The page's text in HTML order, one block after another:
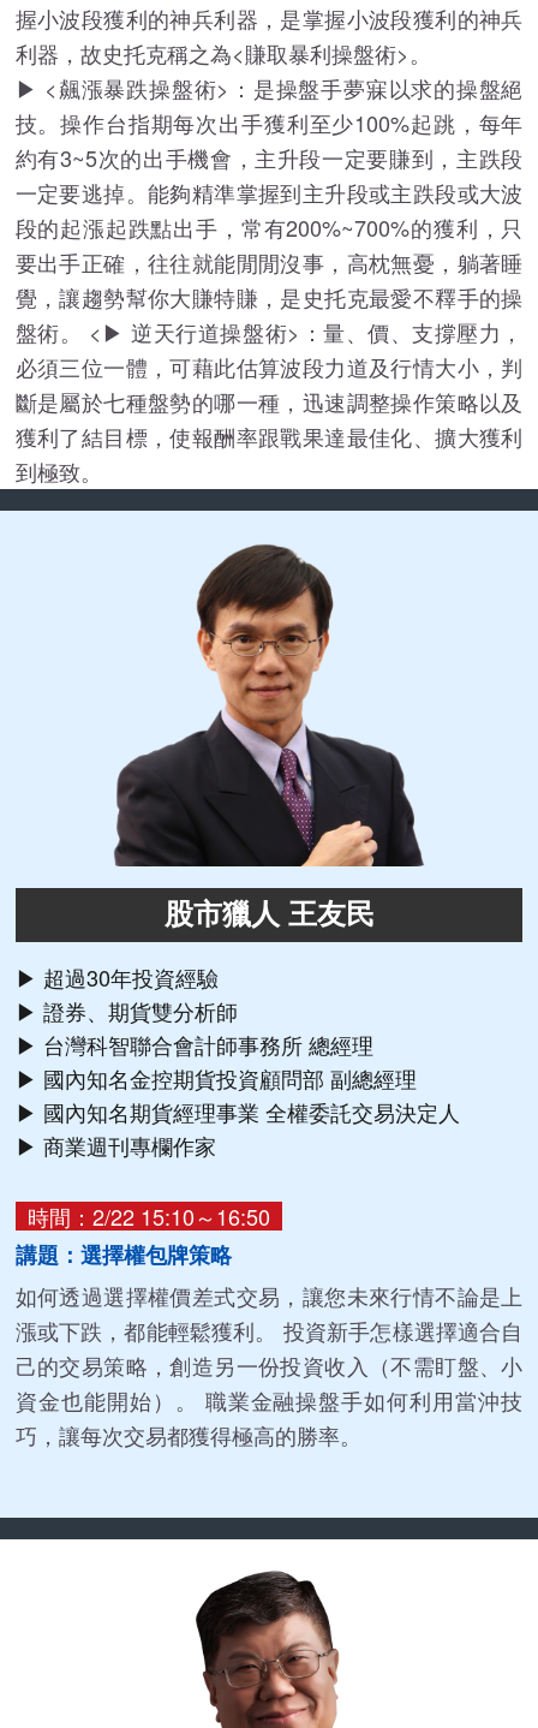
握小波段獲利的神兵利器，是掌握小波段獲利的神兵
利器，故史托克稱之為<賺取暴利操盤術>。
▶ <飆漲暴跌操盤術>：是操盤手夢寐以求的操盤絕
技。操作台指期每次出手獲利至少100%起跳，每年
約有3~5次的出手機會，主升段一定要賺到，主跌段
一定要逃掉。能夠精準掌握到主升段或主跌段或大波
段的起漲起跌點出手，常有200%~700%的獲利，只
要出手正確，往往就能閒閒沒事，高枕無憂，躺著睡
覺，讓趨勢幫你大賺特賺，是史托克最愛不釋手的操
盤術。 <▶ 逆天行道操盤術>：量、價、支撐壓力，
必須三位一體，可藉此估算波段力道及行情大小，判
斷是屬於七種盤勢的哪一種，迅速調整操作策略以及
獲利了結目標，使報酬率跟戰果達最佳化、擴大獲利
到極致。
股市獵人 王友民
▶ 超過30年投資經驗
▶ 證券、期貨雙分析師
▶ 台灣科智聯合會計師事務所 總經理
▶ 國內知名金控期貨投資顧問部 副總經理
▶ 國內知名期貨經理事業 全權委託交易決定人
▶ 商業週刊專欄作家
時間：2/22 15:10～16:50
講題：選擇權包牌策略
如何透過選擇權價差式交易，讓您未來行情不論是上
漲或下跌，都能輕鬆獲利。 投資新手怎樣選擇適合自
己的交易策略，創造另一份投資收入（不需盯盤、小
資金也能開始）。 職業金融操盤手如何利用當沖技
巧，讓每次交易都獲得極高的勝率。